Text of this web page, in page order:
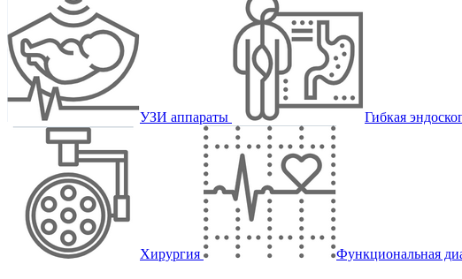
УЗИ аппараты Гибкая
Хирургия Функциональная